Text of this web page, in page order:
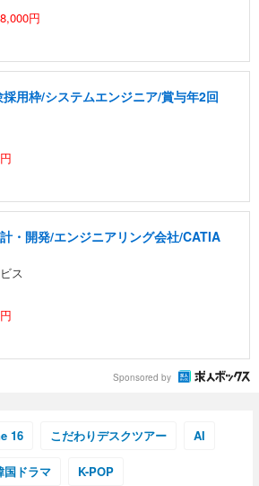
円
採用枠/システムエンジニア/賞与年2回
・開発/エンジニアリング会社/CATIA
ス
Sponsored by
16 こだわりデスクツアー AI
国ドラマ K-POP